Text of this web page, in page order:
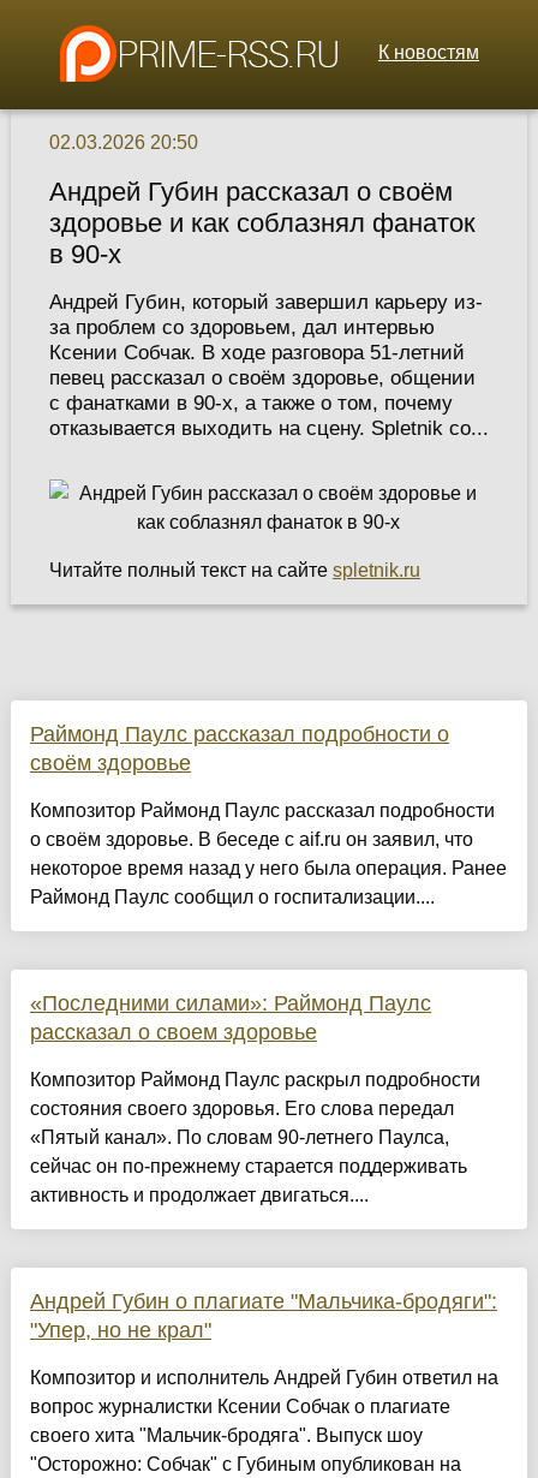
К новостям
02.03.2026 20:50
Андрей Губин рассказал о своём
здоровье и как соблазнял фанаток
в 90-х
Андрей Губин, который завершил карьеру из-
за проблем со здоровьем, дал интервью
Ксении Собчак. В ходе разговора 51-летний
певец рассказал о своём здоровье, общении
с фанатками в 90-х, а также о том, почему
отказывается выходить на сцену. Spletnik со...
Читайте полный текст на сайте spletnik.ru
Раймонд Паулс рассказал подробности о
своём здоровье
Композитор Раймонд Паулс рассказал подробности
о своём здоровье. В беседе с aif.ru он заявил, что
некоторое время назад у него была операция. Ранее
Раймонд Паулс сообщил о госпитализации....
«Последними силами»: Раймонд Паулс
рассказал о своем здоровье
Композитор Раймонд Паулс раскрыл подробности
состояния своего здоровья. Его слова передал
«Пятый канал». По словам 90-летнего Паулса,
сейчас он по-прежнему старается поддерживать
активность и продолжает двигаться....
Андрей Губин о плагиате "Мальчика-бродяги":
"Упер, но не крал"
Композитор и исполнитель Андрей Губин ответил на
вопрос журналистки Ксении Собчак о плагиате
своего хита "Мальчик-бродяга". Выпуск шоу
"Осторожно: Собчак" с Губиным опубликован на